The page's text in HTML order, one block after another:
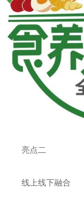
亮点二
线上线下融合